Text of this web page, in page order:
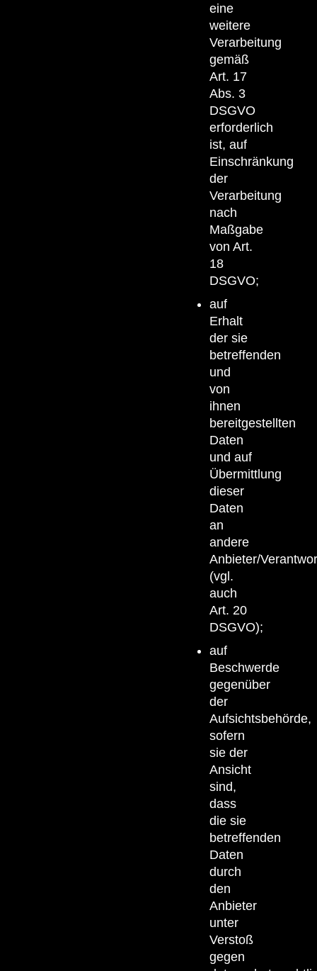
eine
weitere
Verarbeitung
gemäß
Art. 17
Abs. 3
DSGVO
erforderlich
ist, auf
Einschränkung
der
Verarbeitung
nach
Maßgabe
von Art.
18
DSGVO;
auf
Erhalt
der sie
betreffenden
und
von
ihnen
bereitgestellten
Daten
und auf
Übermittlung
dieser
Daten
an
andere
Anbieter/
(vgl.
auch
Art. 20
DSGVO);
auf
Beschwerde
gegenüber
der
Aufsichtsbehörde,
sofern
sie der
Ansicht
sind,
dass
die sie
betreffenden
Daten
durch
den
Anbieter
unter
Verstoß
gegen